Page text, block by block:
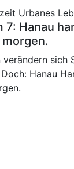
Urbanes
7: Hanau
sich
Hanau